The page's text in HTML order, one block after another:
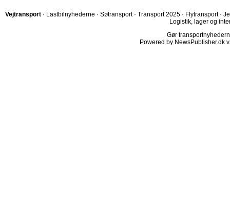
Vejtransport · Lastbilnyhederne · Søtransport · Transport 2025 · Flytransport ·
Logistik, lager og
Gør
Powered by NewsPublisher.dk